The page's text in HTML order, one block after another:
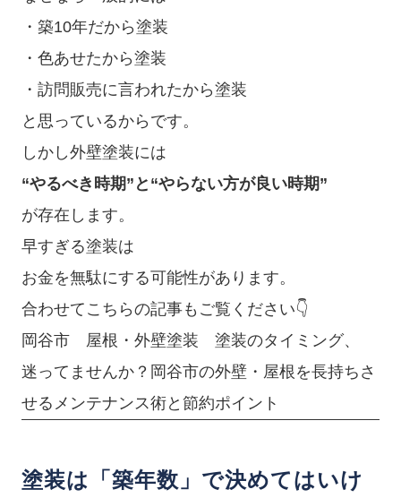
・築10年だから塗装
・色あせたから塗装
・訪問販売に言われたから塗装
と思っているからです。
しかし外壁塗装には
“やるべき時期”と“やらない方が良い時期”
が存在します。
早すぎる塗装は
お金を無駄にする可能性があります。
合わせてこちらの記事もご覧ください👇
岡谷市 屋根・外壁塗装 塗装のタイミング、
迷ってませんか？岡谷市の外壁・屋根を長持ちさ
せるメンテナンス術と節約ポイント
塗装は「築年数」で決めてはいけ